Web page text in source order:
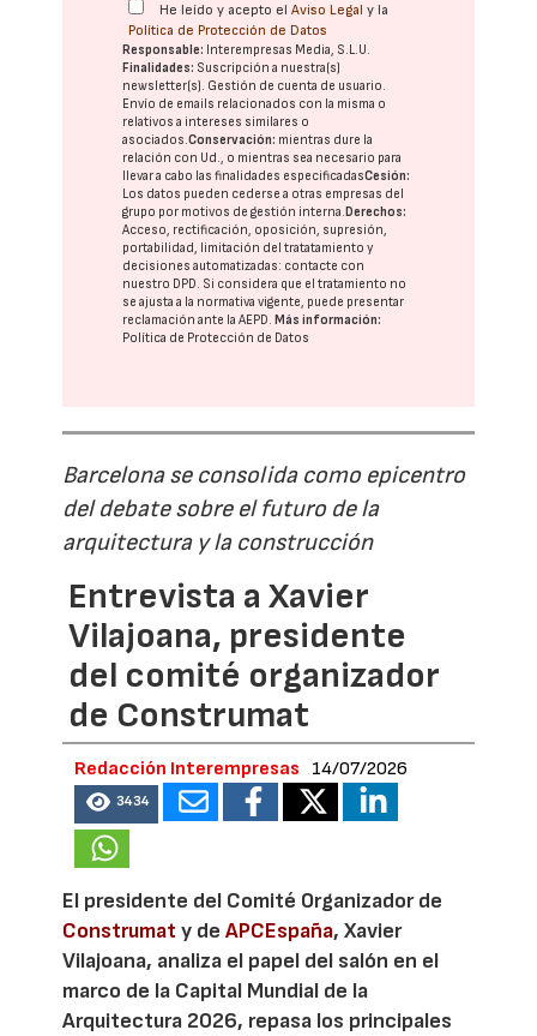
He leído y acepto elAviso Legal y la
Política de Protección de Datos
Responsable: Interempresas Media, S.L.U.
Finalidades: Suscripción a nuestra(s)
newsletter(s). Gestión de cuenta de usuario.
Envío de emails relacionados con la misma o
relativos a intereses similares o
asociados.Conservación: mientras dure la
relación con Ud., o mientras sea necesario para
llevar a cabo las finalidades especificadasCesión:
Los datos pueden cederse a otras empresas del
grupo por motivos de gestión interna. Derechos:
Acceso, rectificación, oposición, supresión,
portabilidad, limitación del tratatamiento y
decisiones automatizadas: contacte con
nuestro DPD. Si considera que el tratamiento no
se ajusta a la normativa vigente, puede presentar
reclamación ante laAEPD. Más información:
Política de Protección de Datos
Barcelona se consolida como epicentro
del debate sobre el futuro de la
arquitectura y la construcción
Entrevista a Xavier
Vilajoana, presidente
del comité organizador
de Construmat
Redacción Interempresas 14/07/2026
3434
El presidente del Comité Organizador de
Construmaty deAPCEspaña, Xavier
Vilajoana, analiza el papel del salón en el
marco de la Capital Mundial de la
Arquitectura 2026, repasa los principales